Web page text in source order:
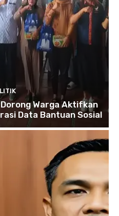
Warga Aktifkan
Data Bantuan Sosial